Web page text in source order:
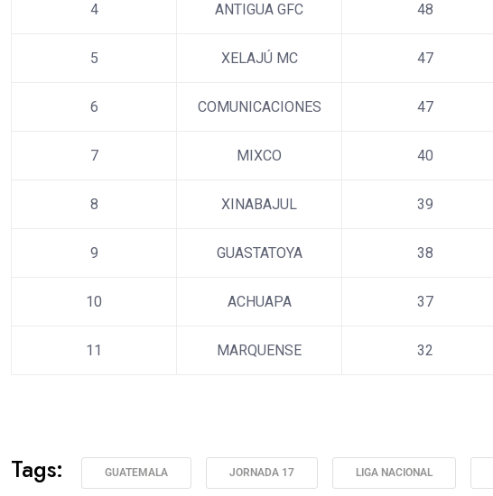
4 ANTIGUA GFC 48
5 XELAJÚ MC 47
6 COMUNICACIONES 47
7 MIXCO 40
8 XINABAJUL 39
9 GUASTATOYA 38
10 ACHUAPA 37
11 MARQUENSE 32
Tags: GUATEMALA JORNADA 17 LIGA NACIONAL